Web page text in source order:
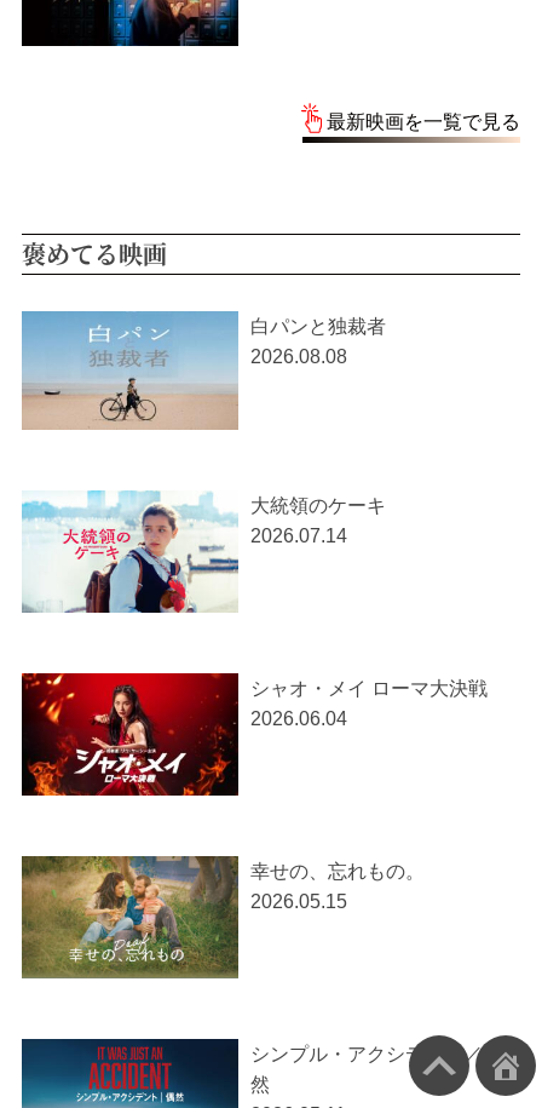
最新映画を一覧で見る
褒めてる映画
白パンと独裁者
2026.08.08
大統領のケーキ
2026.07.14
シャオ・メイ ローマ大決戦
2026.06.04
幸せの、忘れもの。
2026.05.15
シンプル・アクシデント／偶
然